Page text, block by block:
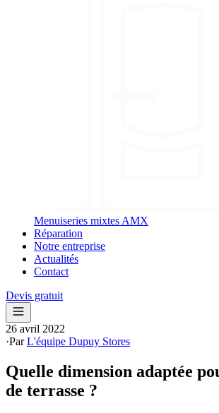
Menuiseries mixtes AMX
Réparation
Notre entreprise
Actualités
Contact
Devis gratuit
26 avril 2022
·ParL'équipe Dupuy Stores
Quelle dimension adaptée
de terrasse ?